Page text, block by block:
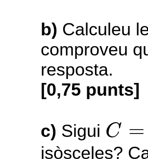
b) Calculeu
comproveu
resposta.
[0,75 punts]
c) Sigui C =
C=
isòsceles?